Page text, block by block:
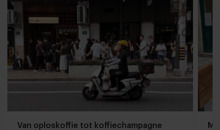
Van oploskoffie tot koffiechampagne